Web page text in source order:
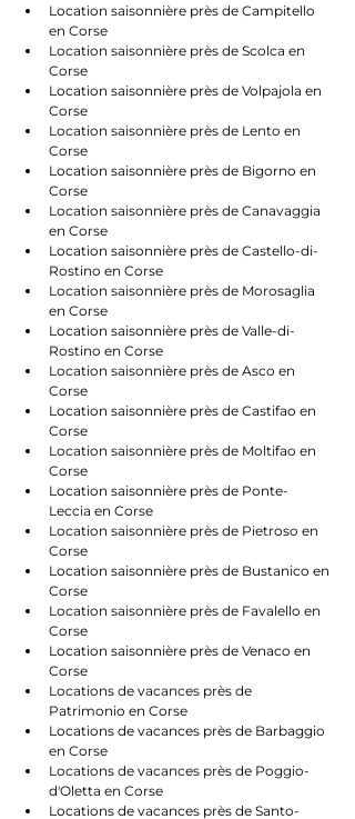
Location saisonnière près de Campitello
en Corse
Location saisonnière près de Scolca en
Corse
Location saisonnière près de Volpajola en
Corse
Location saisonnière près de Lento en
Corse
Location saisonnière près de Bigorno en
Corse
Location saisonnière près de Canavaggia
en Corse
Location saisonnière près de Castello-di-
Rostino en Corse
Location saisonnière près de Morosaglia
en Corse
Location saisonnière près de Valle-di-
Rostino en Corse
Location saisonnière près de Asco en
Corse
Location saisonnière près de Castifao en
Corse
Location saisonnière près de Moltifao en
Corse
Location saisonnière près de Ponte-
Leccia en Corse
Location saisonnière près de Pietroso en
Corse
Location saisonnière près de Bustanico en
Corse
Location saisonnière près de Favalello en
Corse
Location saisonnière près de Venaco en
Corse
Locations de vacances près de
Patrimonio en Corse
Locations de vacances près de Barbaggio
en Corse
Locations de vacances près de Poggio-
d'Oletta en Corse
Locations de vacances près de Santo-